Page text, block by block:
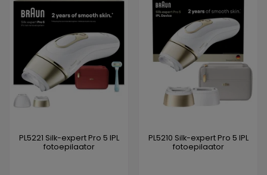
PL5221 Silk-expert Pro 5 IPL
fotoepilaator
PL5210 Silk-expert Pro 5 IPL
fotoepilaator